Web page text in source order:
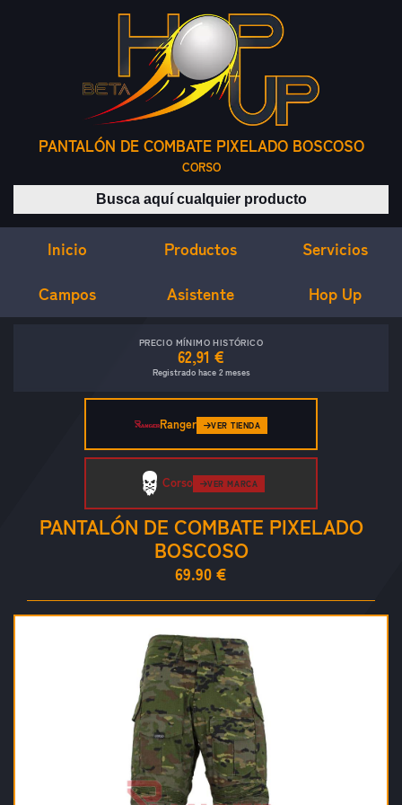
PANTALÓN DE COMBATE PIXELADO BOSCOSO
CORSO
Buscar productos
Inicio Productos Servicios
Campos Asistente Hop Up
PRECIO MÍNIMO HISTÓRICO
62,91 €
Registrado hace 2 meses
Ranger VER TIENDA
PANTALÓN DE COMBATE PIXELADO
BOSCOSO
69.90 €
Corso VER MARCA